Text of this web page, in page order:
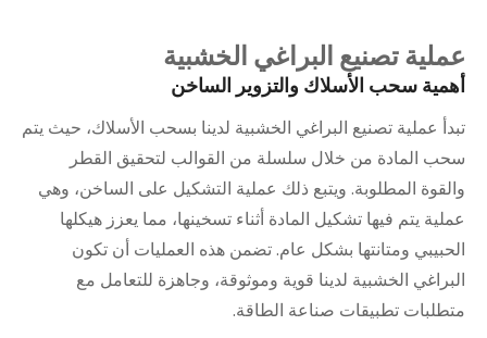
عملية تصنيع البراغي الخشبية
أهمية سحب الأسلاك والتزوير الساخن
تبدأ عملية تصنيع البراغي الخشبية لدينا بسحب الأسلاك، حيث يتم
سحب المادة من خلال سلسلة من القوالب لتحقيق القطر
والقوة المطلوبة. ويتبع ذلك عملية التشكيل على الساخن، وهي
عملية يتم فيها تشكيل المادة أثناء تسخينها، مما يعزز هيكلها
الحبيبي ومتانتها بشكل عام. تضمن هذه العمليات أن تكون
البراغي الخشبية لدينا قوية وموثوقة، وجاهزة للتعامل مع
متطلبات تطبيقات صناعة الطاقة.